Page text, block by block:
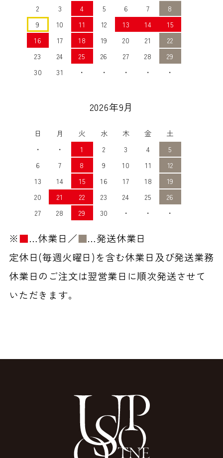
2
3 4 5 6 7
8
9
10 11 12 13 14
15
16
17 18 19 20 21
22
23
24 25 26 27 28
29
30
31 ・ ・ ・ ・ ・
2026年9月
日 月 火 水 木 金
土
・
・ 1 2 3 4
5
6
7 8 9 10 11
12
13
14 15 16 17 18
19
20
21 22 23 24 25
26
27
28 29 30 ・ ・ ・
※■…休業日／■…発送休業日
定休日(毎週火曜日)を含む休業日及び発送業務
休業日のご注文は翌営業日に順次発送させて
いただきます。